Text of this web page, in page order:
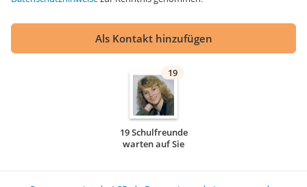
Als Kontakt hinzufügen
19
19 Schulfreunde
warten auf Sie